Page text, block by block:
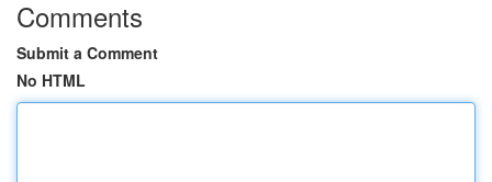
Comments
Submit a Comment
No HTML